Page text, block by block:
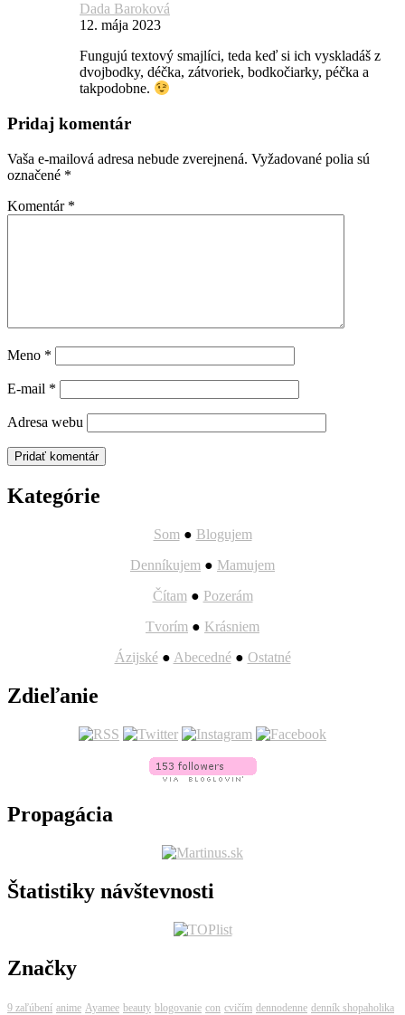
Dada Baroková
12. mája 2023
Fungujú textový smajlíci, teda keď si ich vyskladáš z
dvojbodky, déčka, zátvoriek, bodkočiarky, péčka a
takpodobne.
Pridaj komentár
Vaša e-mailová adresa nebude zverejnená. Vyžadované polia sú
označené *
Komentár *
Meno *
E-mail *
Adresa webu
Kategórie
Som ● Blogujem
Denníkujem ● Mamujem
Čítam ● Pozerám
Tvorím ● Krásniem
Ázijské● Abecedné● Ostatné
Zdieľanie
Propagácia
Štatistiky návštevnosti
Značky
9 zaľúbení anime Ayamee beauty blogovanie con cvičím dennodenne denník shopaholika